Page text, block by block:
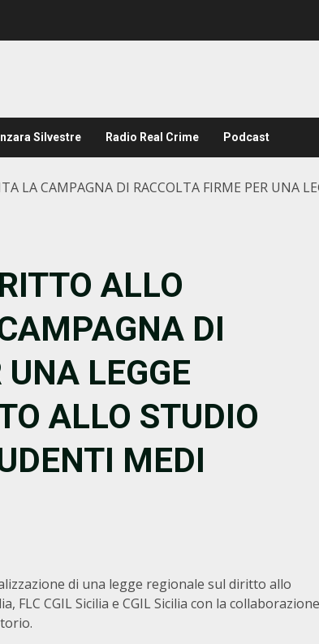
Silvestre Radio Real Crime Podcast
LA CAMPAGNA DI RACCOLTA FIRME PER UNA
ALLO
DI
LEGGE
ALLO STUDIO
MEDI
di una legge regionale sul diritto allo
FLC CGIL Sicilia e CGIL Sicilia con la collaborazione